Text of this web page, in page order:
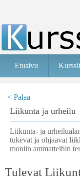
Etusivu
< Palaa
Liikunta ja urheilu
Liikunta- ja
tukevat ja ohjaavat
moniin ammatteihin
Tulevat